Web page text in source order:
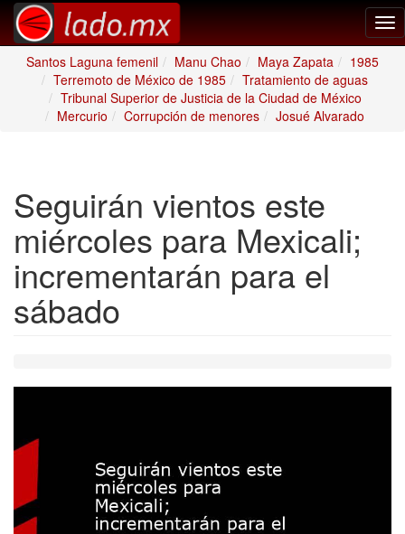
Santos Laguna femenil
Manu Chao Maya Zapata
1985
Terremoto de México de 1985
Tratamiento de aguas
Tribunal Superior de Justicia de la Ciudad de México
Mercurio
Corrupción de menores Josué Alvarado
Seguirán vientos este
miércoles para Mexicali;
incrementarán para el
sábado